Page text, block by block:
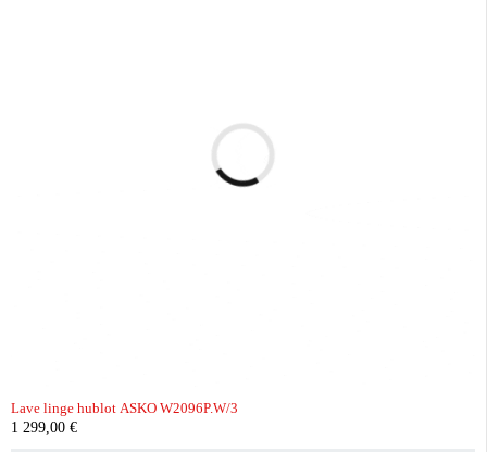
Lave linge hublot ASKO W2096P.W/3
1 299,00 €